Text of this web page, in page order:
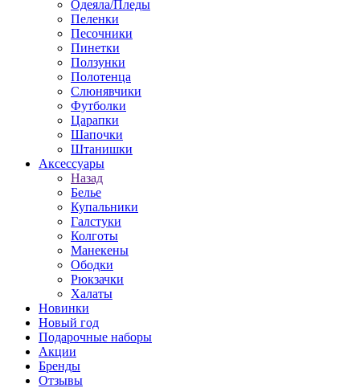
Одеяла/Пледы
Пеленки
Песочники
Пинетки
Ползунки
Полотенца
Слюнявчики
Футболки
Царапки
Шапочки
Штанишки
Аксессуары
Назад
Белье
Купальники
Галстуки
Колготы
Манекены
Ободки
Рюкзачки
Халаты
Новинки
Новый год
Подарочные наборы
Акции
Бренды
Отзывы